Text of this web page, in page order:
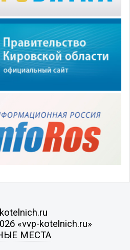
«vvp-kotelnich.ru»
МЕСТА